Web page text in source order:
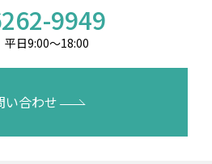
9949
日9:00～18:00
い合わせ